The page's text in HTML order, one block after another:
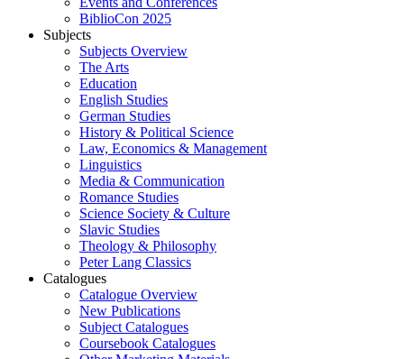
BiblioCon 2025
Subjects
Subjects Overview
The Arts
Education
English Studies
German Studies
History & Political Science
Law, Economics & Management
Linguistics
Media & Communication
Romance Studies
Science Society & Culture
Slavic Studies
Theology & Philosophy
Peter Lang Classics
Catalogues
Catalogue Overview
New Publications
Subject Catalogues
Coursebook Catalogues